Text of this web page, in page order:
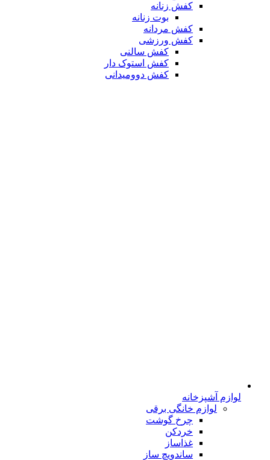
کفش زنانه
بوت زنانه
کفش مردانه
کفش ورزشی
کفش سالنی
کفش استوک دار
کفش دوومیدانی
لوازم آشپزخانه
لوازم خانگی برقی
چرخ گوشت
خردکن
غذاساز
ساندویچ ساز